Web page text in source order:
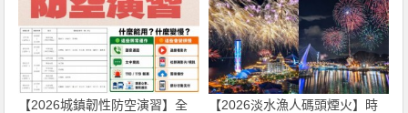
【2026城鎮韌性防空演習】全
【2026淡水漁人碼頭煙火】時